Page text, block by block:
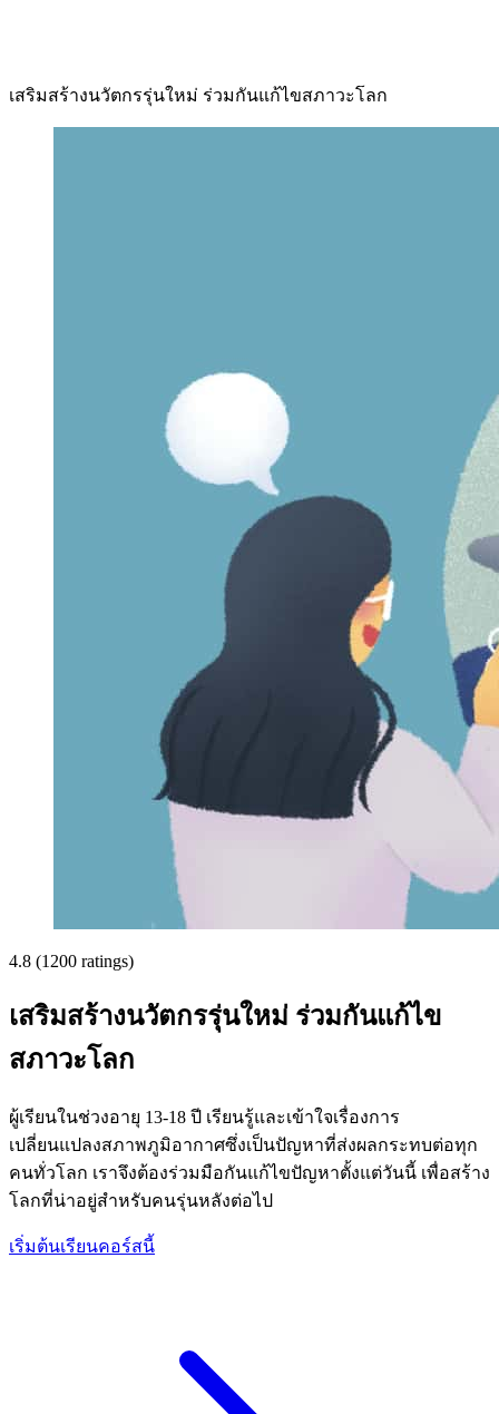
เสริมสร้างนวัตกรรุ่นใหม่ ร่วมกันแก้ไขสภาวะโลก
4.8 (1200 ratings)
เสริมสร้างนวัตกรรุ่นใหม่ ร่วมกันแก้ไข
สภาวะโลก
ผู้เรียนในช่วงอายุ 13-18 ปี เรียนรู้และเข้าใจเรื่องการ
เปลี่ยนแปลงสภาพภูมิอากาศซึ่งเป็นปัญหาที่ส่งผลกระทบต่อทุก
คนทั่วโลก เราจึงต้องร่วมมือกันแก้ไขปัญหาตั้งแต่วันนี้ เพื่อสร้าง
โลกที่น่าอยู่สำหรับคนรุ่นหลังต่อไป
เริ่มต้นเรียนคอร์สนี้